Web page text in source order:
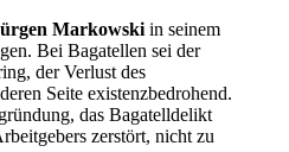
Markowski in seinem
Bei Bagatellen sei der
der Verlust des
Seite existenzbedrohend.
das Bagatelldelikt
zerstört, nicht zu